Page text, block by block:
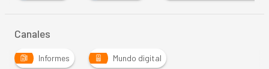
Canales
Informes Mundo digital